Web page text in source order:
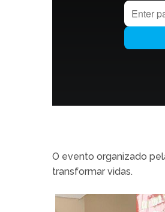
O evento organizado
transformar vidas.